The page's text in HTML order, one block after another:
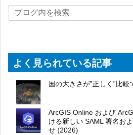
よく見られている記事
国の大きさが”正しく”比較
ArcGIS Online および
ける新しい SAML 署名お
せ (2026)